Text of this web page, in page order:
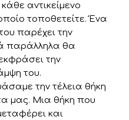
αντικείμενο
τοποθετείτε. Ένα
παρέχει την
παράλληλα θα
την
του.
την τέλεια θήκη
μας. Μια θήκη που
και